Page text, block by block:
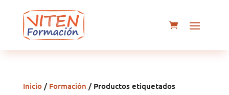
Inicio/ Formación / Productos etiquetados